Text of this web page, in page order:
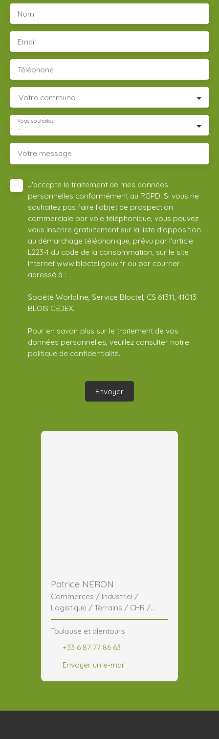
Nom
Email
Téléphone
Votre commune
-
Vous souhaitez
Votre message
J'accepte le traitement de mes données
personnelles conformément au RGPD. Si vous ne
souhaitez pas faire l'objet de prospection
commerciale par voie téléphonique, vous pouvez
vous inscrire gratuitement sur la liste d'opposition
au démarchage téléphonique, prévu par l'article
L223-1 du code de la consommation, sur le site
Internet www.bloctel.gouv.fr ou par courrier
adressé à :
Société Worldline, Service Bloctel, CS 61311, 41013
BLOIS CEDEX.
Pour en savoir plus sur le traitement de vos
données personnelles, veuillez consulter notre
politique de confidentialité.
Envoyer
Patrice NERON
Commerces / Industriel /
Logistique / Terrains / CHR /
Généraliste
Toulouse et alentours
+33 6 87 77 86 63
Envoyer un e-mail